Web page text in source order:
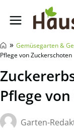
» Gemüsegarten &
Pflege von Zuckerschoten
Pflege
Garten-